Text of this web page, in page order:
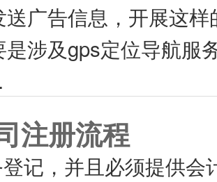
送广告信息，开展这
是涉及gps定位导航服
注册流程
记，并且必须提供